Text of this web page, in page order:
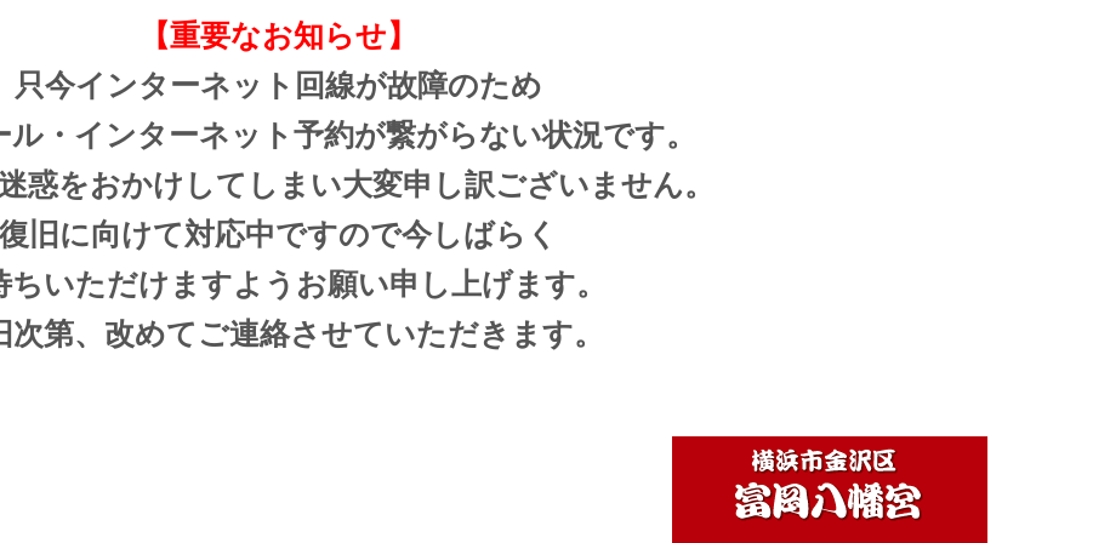
【重要なお知らせ】
只今インターネット回線が故障のため
ル・インターネット予約が繋がらない状況です。
惑をおかけしてしまい大変申し訳ございません。
復旧に向けて対応中ですので今しばらく
ちいただけますようお願い申し上げます。
次第、改めてご連絡させていただきます。